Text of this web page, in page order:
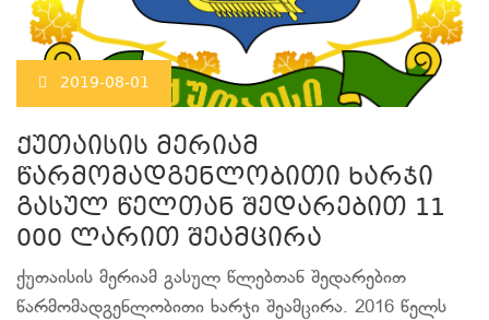
2019-08-01
ქუთაისის მერიამ
წარმომადგენლობითი ხარჯი
გასულ წელთან შედარებით 11
000 ლარით შეამცირა
ქუთაისის მერიამ გასულ წლებთან შედარებით
წარმომადგენლობითი ხარჯი შეამცირა. 2016 წელს